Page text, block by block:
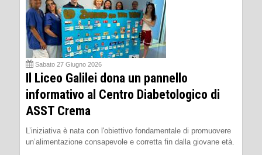
Sabato 27 Giugno 2026
Il Liceo Galilei dona un pannello
informativo al Centro Diabetologico di
ASST Crema
L’iniziativa è nata con l'obiettivo fondamentale di promuovere
un’alimentazione consapevole e corretta fin dalla giovane età.